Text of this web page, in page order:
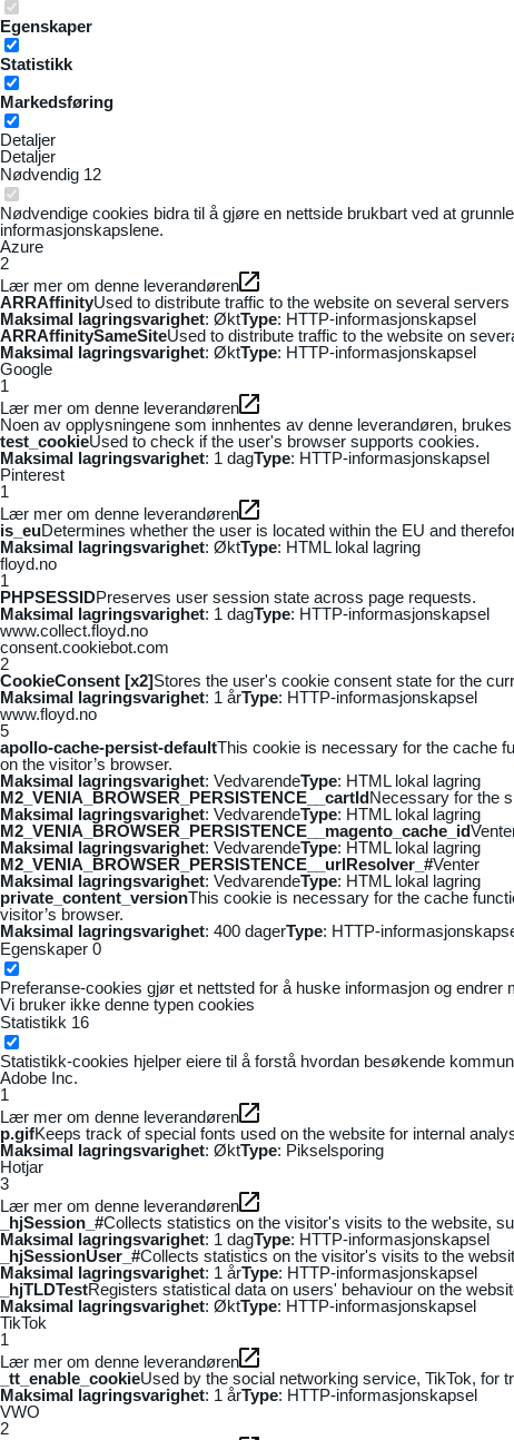
Egenskaper
Statistikk
Markedsføring
Detaljer
Detaljer
Nødvendig 12
Nødvendige cookies bidra til å gjøre en nettside brukbart ved at
informasjonskapslene.
Azure
2
Lær mer om denne leverandøren
ARRAffinityUsed to distribute traffic to the website on several
Maksimal lagringsvarighet: ØktType: HTTP-informasjonskapsel
ARRAffinitySameSiteUsed to distribute traffic to the website on
Maksimal lagringsvarighet: ØktType: HTTP-informasjonskapsel
Google
1
Lær mer om denne leverandøren
Noen av opplysningene som innhentes av denne leverandøren,
test_cookieUsed to check if the user's browser supports cookies.
Maksimal lagringsvarighet: 1 dagType: HTTP-informasjonskapsel
Pinterest
1
Lær mer om denne leverandøren
is_euDetermines whether the user is located within the EU and
Maksimal lagringsvarighet: ØktType: HTML lokal lagring
floyd.no
1
PHPSESSIDPreserves user session state across page requests.
Maksimal lagringsvarighet: 1 dagType: HTTP-informasjonskapsel
www.collect.floyd.no
consent.cookiebot.com
2
CookieConsent [x2]Stores the user's cookie consent state for the
Maksimal lagringsvarighet: 1 årType: HTTP-informasjonskapsel
www.floyd.no
5
apollo-cache-persist-defaultThis cookie is necessary for the cache
on the visitor’s browser.
Maksimal lagringsvarighet: VedvarendeType: HTML lokal lagring
M2_VENIA_BROWSER_PERSISTENCE__cartIdNecessary for the
Maksimal lagringsvarighet: VedvarendeType: HTML lokal lagring
M2_VENIA_BROWSER_PERSISTENCE__magento_cache_id
Maksimal lagringsvarighet: VedvarendeType: HTML lokal lagring
M2_VENIA_BROWSER_PERSISTENCE__urlResolver_#Venter
Maksimal lagringsvarighet: VedvarendeType: HTML lokal lagring
private_content_versionThis cookie is necessary for the cache
visitor’s browser.
Maksimal lagringsvarighet: 400 dagerType: HTTP-
Egenskaper 0
Preferanse-cookies gjør et nettsted for å huske informasjon og
Vi bruker ikke denne typen cookies
Statistikk 16
Statistikk-cookies hjelper eiere til å forstå hvordan besøkende
Adobe Inc.
1
Lær mer om denne leverandøren
p.gifKeeps track of special fonts used on the website for internal
Maksimal lagringsvarighet: ØktType: Pikselsporing
Hotjar
3
Lær mer om denne leverandøren
_hjSession_#Collects statistics on the visitor's visits to the website,
Maksimal lagringsvarighet: 1 dagType: HTTP-informasjonskapsel
_hjSessionUser_#Collects statistics on the visitor's visits to the
Maksimal lagringsvarighet: 1 årType: HTTP-informasjonskapsel
_hjTLDTestRegisters statistical data on users' behaviour on the
Maksimal lagringsvarighet: ØktType: HTTP-informasjonskapsel
TikTok
1
Lær mer om denne leverandøren
_tt_enable_cookieUsed by the social networking service, TikTok, for
Maksimal lagringsvarighet: 1 årType: HTTP-informasjonskapsel
VWO
2